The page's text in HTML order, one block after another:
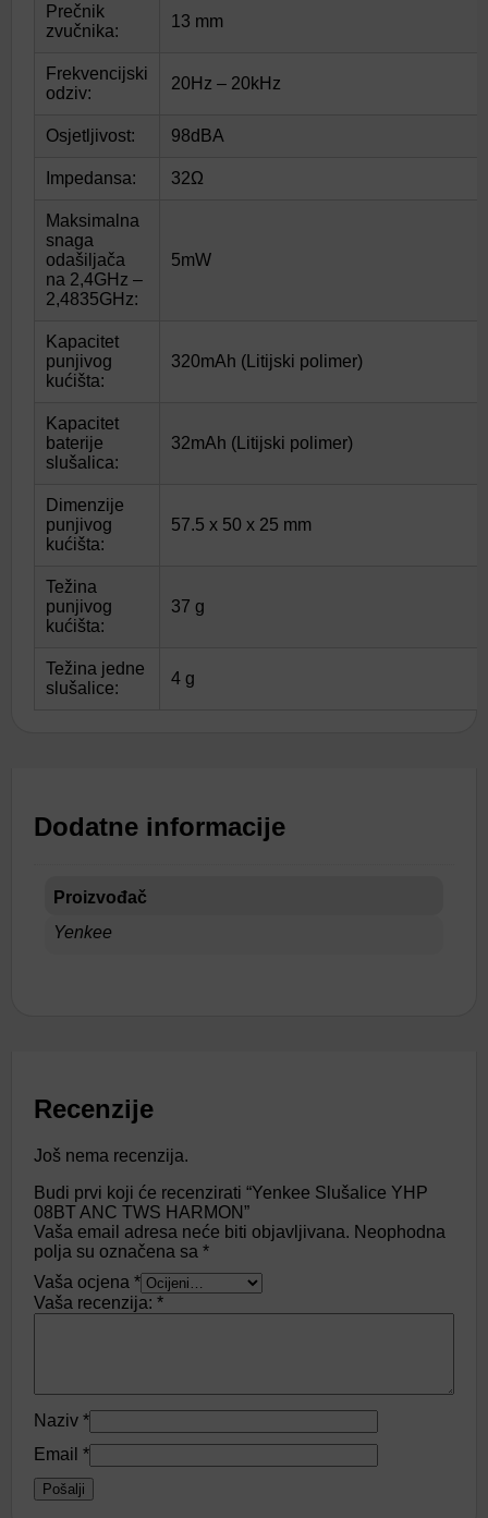
Prečnik
zvučnika:
13 mm
Frekvencijski
odziv:
20Hz – 20kHz
Osjetljivost: 98dBA
Impedansa: 32Ω
Maksimalna
snaga
odašiljača
na 2,4GHz –
2,4835GHz:
5mW
Kapacitet
punjivog
kućišta:
320mAh (Litijski polimer)
Kapacitet
baterije
slušalica:
32mAh (Litijski polimer)
Dimenzije
punjivog
kućišta:
57.5 x 50 x 25 mm
Težina
punjivog
kućišta:
37 g
Težina jedne
slušalice:
4 g
Dodatne informacije
Proizvođač
Yenkee
Recenzije
Još nema recenzija.
Budi prvi koji će recenzirati “Yenkee Slušalice YHP
08BT ANC TWS HARMON”
Vaša email adresa neće biti objavljivana. Neophodna
polja su označena sa *
Vaša ocjena *
Vaša recenzija: *
Naziv *
Email *